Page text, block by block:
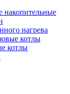
накопительные
нагрева
котлы
котлы